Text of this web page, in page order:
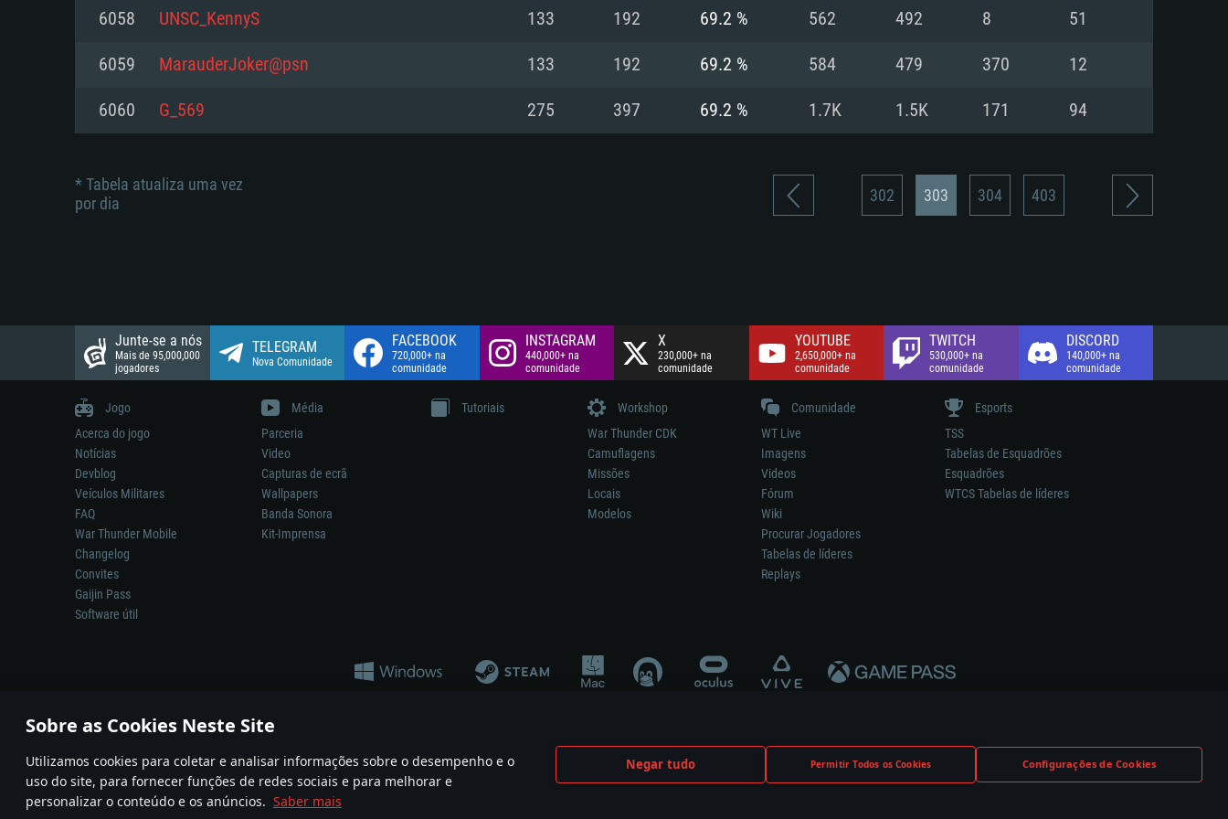
Sobre as Cookies Neste Site
Utilizamos cookies para coletar e analisar informações sobre o desempenho e o
uso do site, para fornecer funções de redes sociais e para melhorar e
personalizar o conteúdo e os anúncios. Saber mais
Negar tudo Permitir Todos os Cookies Configurações de Cookies
Disco: 23,1 GB
Network: Internet de banda larga.
Disco: 21,5 GB
Disco: 60,2 GB
Network: Internet de banda larga.
Disco: 21,5 GB
Network: Internet de banda larga.
Disco: 60,2 GB
6058 UNSC_KennyS 133 192 69.2 % 562 492 8 51
6059 MarauderJoker@psn 133 192 69.2 % 584 479 370 12
6060 G_569 275 397 69.2 % 1.7K 1.5K 171 94
* Tabela atualiza uma vez
por dia
302 303 304 403
Junte-se a nós
Mais de 95,000,000
jogadores
TELEGRAM
Nova Comunidade
FACEBOOK
720,000+ na
comunidade
INSTAGRAM
440,000+ na
comunidade
X
230,000+ na
comunidade
YOUTUBE
2,650,000+ na
comunidade
TWITCH
530,000+ na
comunidade
DISCORD
140,000+ na
comunidade
Jogo
Acerca do jogo
Notícias
Devblog
Veículos Militares
FAQ
War Thunder Mobile
Changelog
Convites
Gaijin Pass
Software útil
Média
Parceria
Video
Capturas de ecrã
Wallpapers
Banda Sonora
Kit-Imprensa
Tutoriais
Workshop
War Thunder CDK
Camuflagens
Missões
Locais
Modelos
Comunidade
WT Live
Imagens
Videos
Fórum
Wiki
Procurar Jogadores
Tabelas de líderes
Replays
Esports
TSS
Tabelas de Esquadrões
Esquadrões
WTCS Tabelas de líderes
A reprodução de qualquer sistema de armas ou veículo neste jogo não significa participação no desenvolvimento, patrocínio ou aval do respetivo construtor.
© 2011—2026 Gaijin Games Kft. All trademarks, logos and brand names are the property of their respective owners.
Termos e condições Termos de Serviço